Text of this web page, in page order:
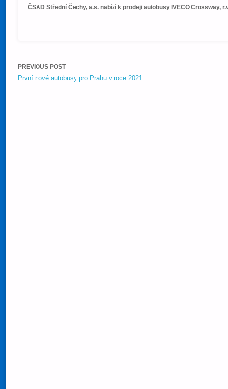
ČSAD Střední Čechy, a.s. nabízí k prodeji autobusy IVECO Crossway,
PREVIOUS POST
První nové autobusy pro Prahu v roce 2021